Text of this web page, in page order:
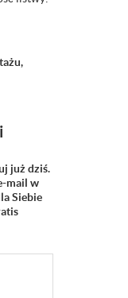
już dziś.
mail w
Siebie